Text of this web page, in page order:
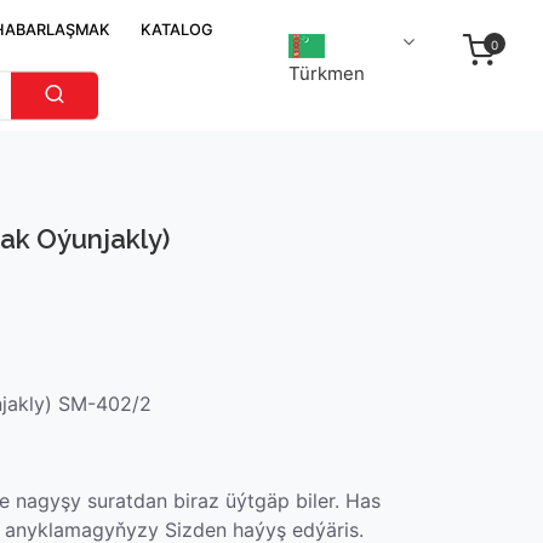
KATALOG
Türkmen
0
Oýunjakly)
SM-402/2
nagyşy suratdan biraz üýtgäp biler. Has
Sizden haýyş edýäris.